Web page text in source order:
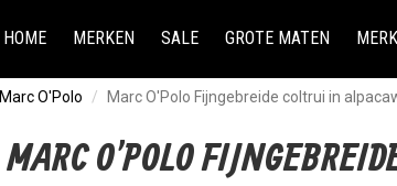
HOME MERKEN SALE GROTE MATEN
Marc O'Polo Marc O'Polo Fijngebreide coltrui in
MARC O'POLO